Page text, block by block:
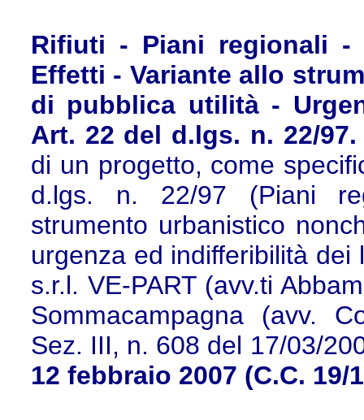
Rifiuti - Piani regionali -
Effetti - Variante allo
di pubblica utilità -
Art. 22 del d.lgs. n. 22/97.
di un progetto, come
d.lgs. n. 22/97 (Piani
strumento urbanistico
urgenza ed indifferibilità
s.r.l. VE-PART (avv.ti
Sommacampagna (avv.
Sez. III, n. 608 del 17/03/
12 febbraio 2007 (C.C. 19/